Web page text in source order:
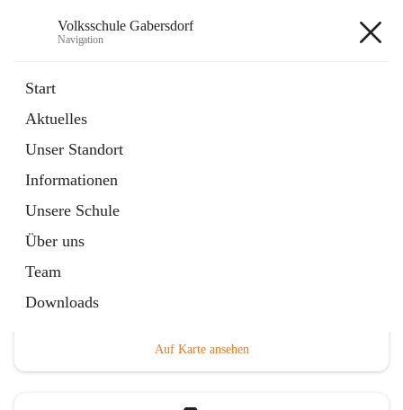
Volksschule Gabersdorf
Navigation
Start
Aktuelles
Unser Standort
Informationen
Unsere Schule
Über uns
Team
Downloads
Artikel
in
Tab
Auf Karte ansehen